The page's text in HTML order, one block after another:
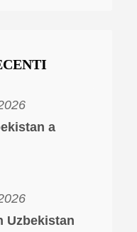
a
Uzbekistan